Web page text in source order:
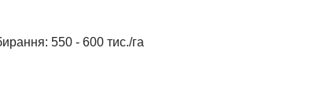
550 - 600 тис./га